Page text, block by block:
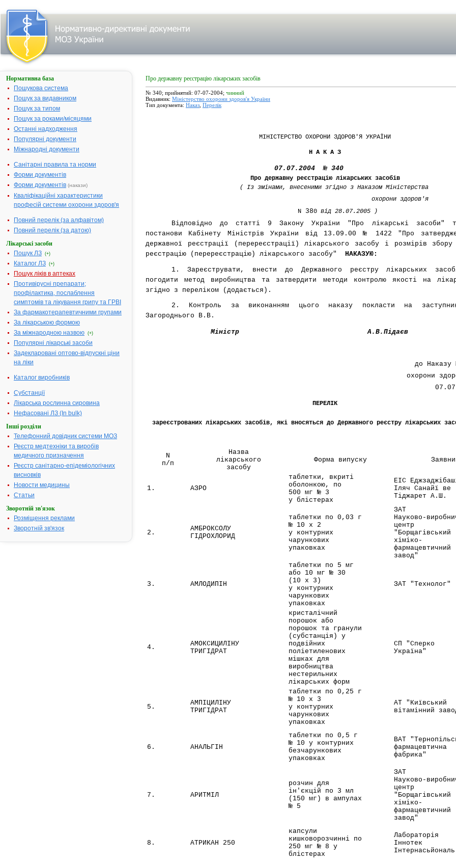
Нормативна база
Пошукова система
Пошук за видавником
Пошук за типом
Пошук за роками/місяцями
Останні надходження
Популярні документи
Міжнародні документи
Санітарні правила та норми
Форми документів
Форми документів (накази)
Кваліфікаційні характеристики
професій системи охорони здоров'я
Повний перелік (за алфавітом)
Повний перелік (за датою)
Лікарські засоби
Пошук ЛЗ (+)
Каталог ЛЗ (+)
Пошук ліків в аптеках
Противірусні препарати;
профілактика, послаблення
симптомів та лікування грипу та ГРВІ
За фармакотерапевтичними групами
За лікарською формою
За міжнародною назвою (+)
Популярні лікарські засоби
Задекларовані оптово-відпускні ціни
на ліки
Каталог виробників
Субстанції
Лікарська рослинна сировина
Нефасовані ЛЗ (In bulk)
Інші розділи
Телефонний довідник системи МОЗ
Реєстр медтехніки та виробів
медичного призначення
Реєстр санітарно-епідеміологічних
висновків
Новости медицины
Статьи
Зворотній зв'язок
Розміщення реклами
Зворотній зв'язок
Про державну реєстрацію лікарських засобів
№ 340; прийнятий: 07-07-2004; чинний
Видавник: Міністерство охорони здоров'я України
Тип документа: Наказ Перелік
МІНІСТЕРСТВО ОХОРОНИ ЗДОРОВ'Я УКРАЇНИ
Н А К А З
07.07.2004 № 340
Про державну реєстрацію лікарських засобів
( Із змінами, внесеними згідно з Наказом Міністерства
охорони здоров'я
N380від 28.07.2005 )
Відповідно до статті 9 Закону України "Про лікарські засоби"
постанови Кабінету Міністрів України від 13.09.00 № 1422 "Про
державної реєстрації (перереєстрації) лікарського засобу і розмірів
реєстрацію (перереєстрацію) лікарського засобу"
НАКАЗУЮ:
1. Зареєструвати, внести до Державного реєстру лікарських
погодити метод виробництва та затвердити методи контролю якості на
згідно з переліком (додається).
2. Контроль за виконанням цього наказу покласти на
Загороднього В.В.
Міністр А.В.Підаєв
до Наказу
охорони
ПЕРЕЛІК
зареєстрованих лікарських засобів, які вносяться до Державного реєстру лікарських
N
п/п
Назва
лікарського
засобу
Форма випуску
1. АЗРО
таблетки, вкриті
оболонкою, по
500 мг № 3
у блістерах
ЕІС
Іляч Санайї ве
Тіджарет А.Ш.
2.
АМБРОКСОЛУ
ГІДРОХЛОРИД
таблетки по 0,03 г
№ 10 x 2
у контурних
чарункових
упаковках
ЗАТ
Науково-
центр
"Борщагівський
хіміко-
фармацевтичний
завод"
3. АМЛОДИПІН
таблетки по 5 мг
або 10 мг № 30
(10 x 3)
у контурних
чарункових
упаковках
ЗАТ "Технолог"
4.
АМОКСИЦИЛІНУ
ТРИГІДРАТ
кристалічний
порошок або
порошок та гранули
(субстанція) у
подвійних
поліетиленових
мішках для
виробництва
нестерильних
лікарських форм
СП "Сперко
Україна"
5.
АМПІЦИЛІНУ
ТРИГІДРАТ
таблетки по 0,25 г
№ 10 x 3
у контурних
чарункових
упаковках
АТ "Київський
вітамінний
6. АНАЛЬГІН
таблетки по 0,5 г
№ 10 у контурних
безчарункових
упаковках
ВАТ
фармацевтична
фабрика"
7. АРИТМІЛ
розчин для
ін'єкцій по 3 мл
(150 мг) в ампулах
№ 5
ЗАТ
Науково-
центр
"Борщагівський
хіміко-
фармацевтичний
завод"
8. АТРИКАН 250
капсули
кишковорозчинні по
250 мг № 8 у
блістерах
Лабораторія
Іннотек
Інтернасьйональ